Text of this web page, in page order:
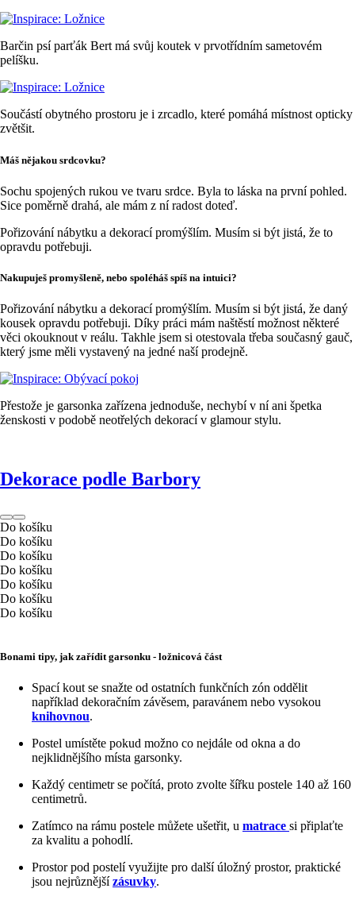
Barčin psí parťák Bert má svůj koutek v prvotřídním sametovém
pelíšku.
Součástí obytného prostoru je i zrcadlo, které pomáhá místnost opticky
zvětšit.
Máš nějakou srdcovku?
Sochu spojených rukou ve tvaru srdce. Byla to láska na první pohled.
Sice poměrně drahá, ale mám z ní radost doteď.
Pořizování nábytku a dekorací promýšlím. Musím si být jistá, že to
opravdu potřebuji.
Nakupuješ promyšleně, nebo spoléháš spíš na intuici?
Pořizování nábytku a dekorací promýšlím. Musím si být jistá, že daný
kousek opravdu potřebuji. Díky práci mám naštěstí možnost některé
věci okouknout v reálu. Takhle jsem si otestovala třeba současný gauč,
který jsme měli vystavený na jedné naší prodejně.
Přestože je garsonka zařízena jednoduše, nechybí v ní ani špetka
ženskosti v podobě neotřelých dekorací v glamour stylu.
Dekorace podle Barbory
Do košíku
Do košíku
Do košíku
Do košíku
Do košíku
Do košíku
Do košíku
Bonami tipy, jak zařídit garsonku - ložnicová část
Spací kout se snažte od ostatních funkčních zón oddělit
například dekoračním závěsem, paravánem nebo vysokou
knihovnou.
Postel umístěte pokud možno co nejdále od okna a do
nejklidnějšího místa garsonky.
Každý centimetr se počítá, proto zvolte šířku postele 140 až 160
centimetrů.
Zatímco na rámu postele můžete ušetřit, u matrace si připlaťte
za kvalitu a pohodlí.
Prostor pod postelí využijte pro další úložný prostor, praktické
jsou nejrůznějšízásuvky.